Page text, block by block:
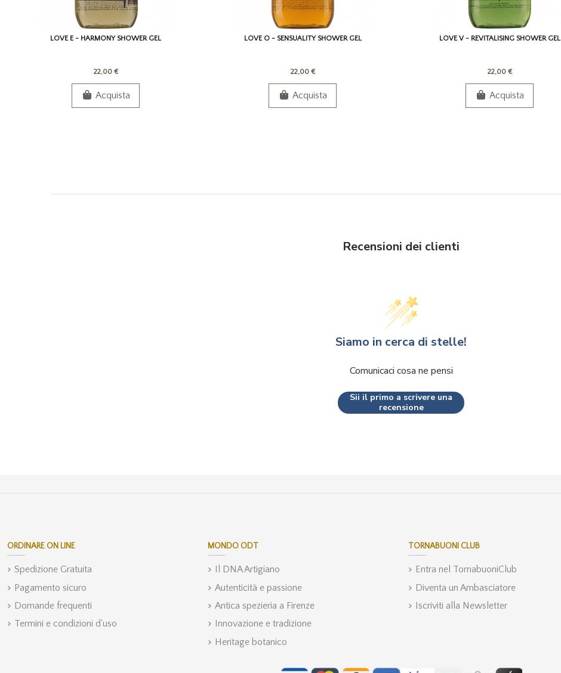
LOVE E - HARMONY SHOWER GEL
22,00 €
Acquista
LOVE O - SENSUALITY SHOWER GEL
22,00 €
Acquista
LOVE V - REVITALISING SHOWER GEL
22,00 €
Acquista
Recensioni dei clienti
Siamo in cerca di stelle!
Comunicaci cosa ne pensi
Sii il primo a scrivere una
recensione
ORDINARE ON LINE
Spedizione Gratuita
Pagamento sicuro
Domande frequenti
Termini e condizioni d'uso
MONDO ODT
Il DNA Artigiano
Autenticità e passione
Antica spezieria a Firenze
Innovazione e tradizione
Heritage botanico
TORNABUONI CLUB
Entra nel TornabuoniClub
Diventa un Ambasciatore
Iscriviti alla Newsletter